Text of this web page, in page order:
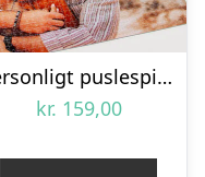
Personligt puslespil 60-1000 brikker
kr. 159,00